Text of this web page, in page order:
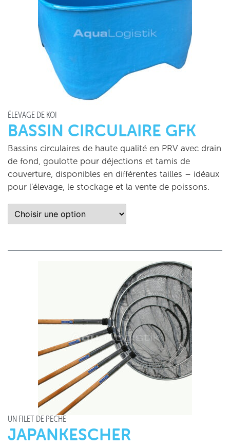
ÉLEVAGE DE KOÏ
BASSIN CIRCULAIRE GFK
Bassins circulaires de haute qualité en PRV avec drain
de fond, goulotte pour déjections et tamis de
couverture, disponibles en différentes tailles – idéaux
pour l'élevage, le stockage et la vente de poissons.
UN FILET DE PÊCHE
JAPANKESCHER